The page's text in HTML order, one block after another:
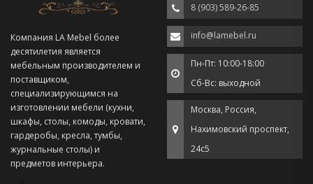
Компания LA Mebel более
десятилетия является
мебельным производителем и
поставщиком,
специализирующимся на
изготовлении мебели (кухни,
шкафы, столы, комоды, кровати,
гардеробы, кресла, тумбы,
журнальные столы) и
предметов интерьера.
8 (903) 589-26-85
info@lamebel.ru
Пн-Пт: 10:00-18:00
Сб-Вс: выходной
Москва, Россия,
Нахимовский проспект,
24с5